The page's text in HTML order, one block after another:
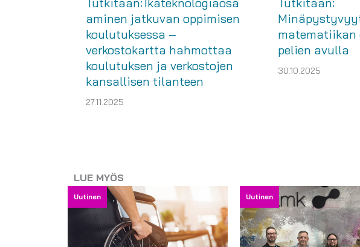
aminen jatkuvan oppimisen
koulutuksessa –
verkostokartta hahmottaa
koulutuksen ja verkostojen
kansallisen tilanteen
27.11.2025
matematiikan
pelien avulla
30.10.2025
LUE MYÖS
Uutinen Uutinen